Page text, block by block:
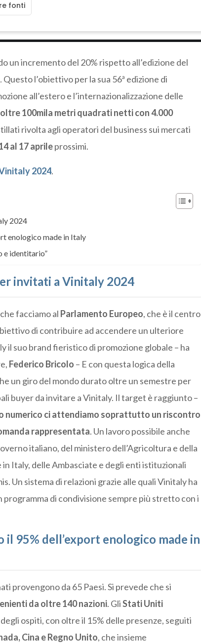
fonti
un incremento del 20% rispetto all’edizione del
l’obiettivo per la sua 56ª edizione di
all’estero e l’internazionalizzazione delle
oltre 100mila metri quadrati netti con 4.000
rivolta agli operatori del business sui mercati
al 17 aprileprossimi.
2024.
2024
enologico made in Italy
e identitario”
invitati a Vinitaly 2024
facciamo al Parlamento Europeo, che è il centro
di contribuire ad accendere un ulteriore
il suo brand fieristico di promozione globale – ha
Federico Bricolo – E con questa logica della
un giro del mondo durato oltre un semestre per
buyer da invitare a Vinitaly. Il target è raggiunto –
numerico ci attendiamo soprattutto un riscontro
rappresentata. Un lavoro possibile anche
italiano, del ministero dell’Agricoltura e della
Italy, delle Ambasciate e degli enti istituzionali
Un sistema di relazioni grazie alle quali Vinitaly ha
di condivisione sempre più stretto con i
95% dell’export enologico made in
provengono da 65 Paesi. Si prevede che si
da oltre 140 nazioni. GliStati Uniti
ospiti, con oltre il 15% delle presenze, seguiti
Cina e Regno Unito, che insieme